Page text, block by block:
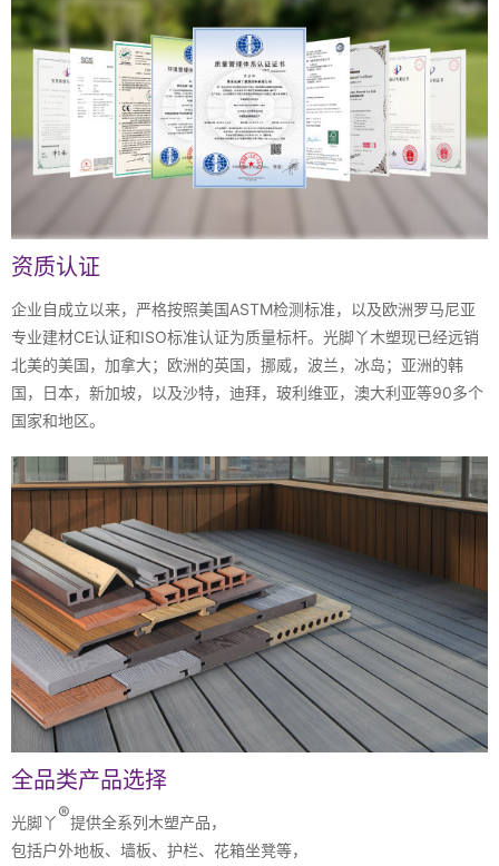
资质认证
企业自成立以来，严格按照美国ASTM检测标准，以及欧洲罗马尼亚
专业建材CE认证和ISO标准认证为质量标杆。光脚丫木塑现已经远销
北美的美国，加拿大；欧洲的英国，挪威，波兰，冰岛；亚洲的韩
国，日本，新加坡，以及沙特，迪拜，玻利维亚，澳大利亚等90多个
国家和地区。
全品类产品选择
光脚丫®提供全系列木塑产品，
包括户外地板、墙板、护栏、花箱坐凳等，